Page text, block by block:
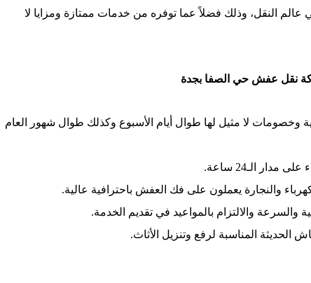
النقل، وذلك فضلاً عما توفره من خدمات ممتازة ومزايا لا
نقل عفش حي الصفا بجدة
لا مثيل لها طوال أيام الأسبوع وكذلك طوال شهور العام
الـ24 ساعة.
والنجارة يعملون على فك العفش باحترافية عالية.
والسرعة والالتزام بالمواعيد في تقديم الخدمة.
الحديثة المناسبة لرفع وتنزيل الأثاث.